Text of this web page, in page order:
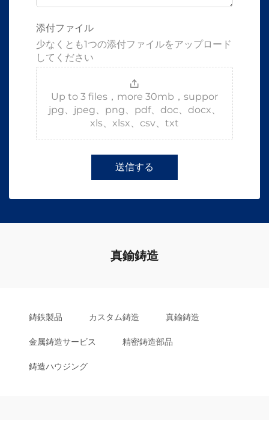
添付ファイル
少なくとも1つの添付ファイルをアップロード
してください
Up to 3 files，more 30mb，suppor
jpg、jpeg、png、pdf、doc、docx、
xls、xlsx、csv、txt
送信する
真鍮鋳造
鋳鉄製品 カスタム鋳造 真鍮鋳造
金属鋳造サービス 精密鋳造部品
鋳造ハウジング